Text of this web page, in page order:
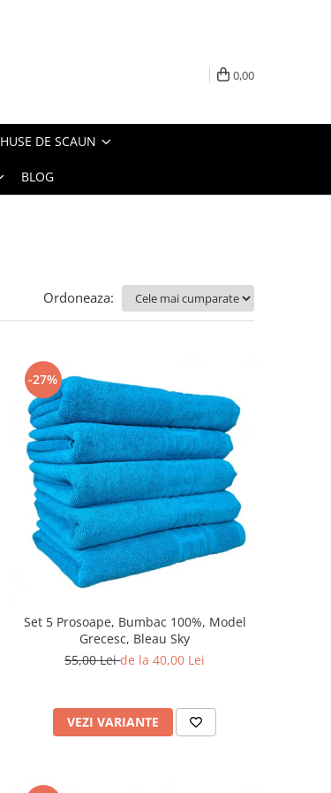
0,00
HUSE DE SCAUN
BLOG
Ordoneaza:
-27%
Set 5 Prosoape, Bumbac 100%, Model
Grecesc, Bleau Sky
55,00 Leide la 40,00 Lei
VEZI VARIANTE